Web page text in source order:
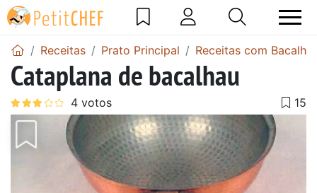
Receitas Prato Principal Receitas com
Cataplana de bacalhau